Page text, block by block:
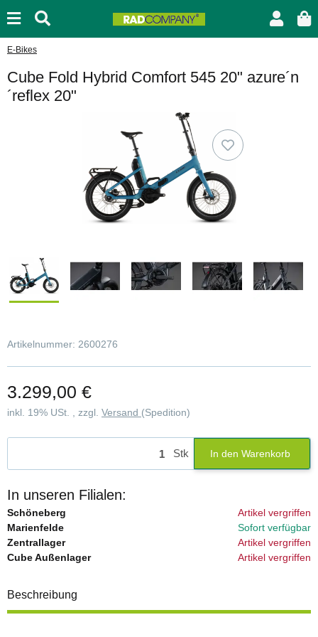
E-Bikes
Cube Fold Hybrid Comfort 545 20" azure´n
´reflex 20"
Artikelnummer: 2600276
3.299,00 €
inkl. 19% USt. , zzgl. Versand (Spedition)
Stk In den Warenkorb
In unseren Filialen:
Schöneberg
Artikel vergriffen
Marienfelde
Sofort verfügbar
Zentrallager
Artikel vergriffen
Cube Außenlager
Artikel vergriffen
Beschreibung